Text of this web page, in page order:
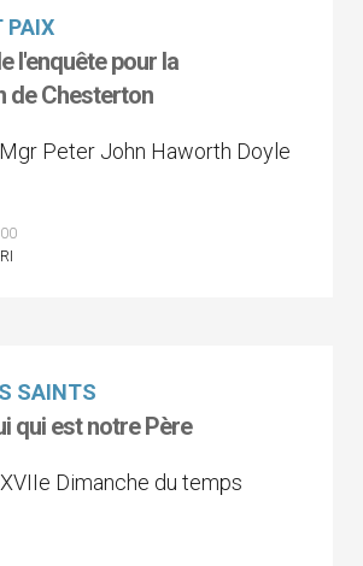
PAIX
l'enquête pour la
de Chesterton
Peter John Haworth Doyle
SAINTS
qui est notre Père
Dimanche du temps